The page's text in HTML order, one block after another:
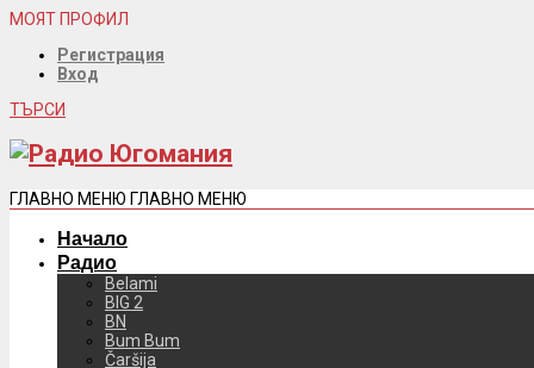
МОЯТ ПРОФИЛ
Регистрация
Вход
ТЪРСИ
ГЛАВНО МЕНЮ ГЛАВНО МЕНЮ
Начало
Радио
Belami
BIG 2
BN
Bum Bum
Čaršija